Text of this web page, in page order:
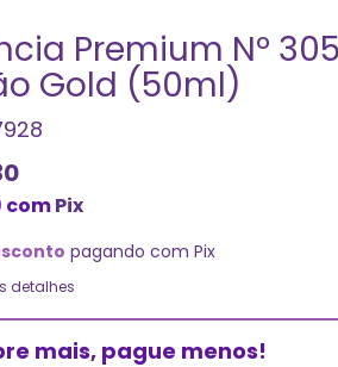
Premium Nº
Gold (50ml)
comPix
pagando com Pix
detalhes
mais, pague menos!